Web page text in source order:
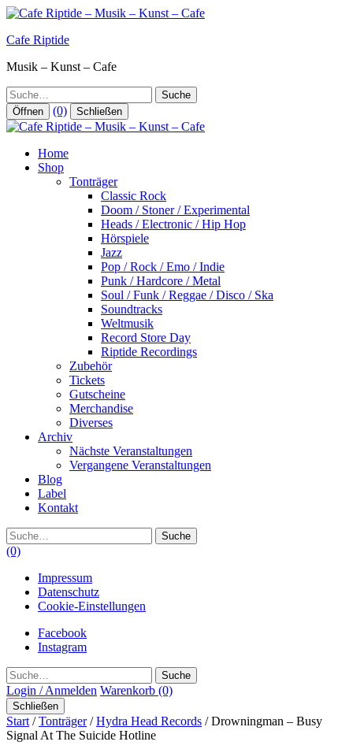
Zum
springen
Cafe Riptide
Musik – Kunst – Cafe
Suche
Öffnen (0) Schließen
Home
Shop
Tonträger
Classic Rock
Doom / Stoner / Experimental
Heads / Electronic / Hip Hop
Hörspiele
Jazz
Pop / Rock / Emo / Indie
Punk / Hardcore / Metal
Soul / Funk / Reggae / Disco / Ska
Soundtracks
Weltmusik
Record Store Day
Riptide Recordings
Zubehör
Tickets
Gutscheine
Merchandise
Diverses
Archiv
Nächste Veranstaltungen
Vergangene Veranstaltungen
Blog
Label
Kontakt
Suche
(0)
Impressum
Datenschutz
Cookie-Einstellungen
Facebook
Instagram
Suche
Login / Anmelden Warenkorb (0)
Schließen
Start /Tonträger/Hydra Head Records / Drowningman – Busy
Signal At The Suicide Hotline